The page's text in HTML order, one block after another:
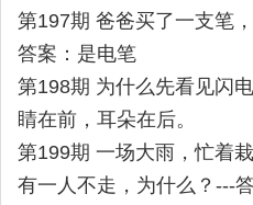
第197期 爸爸买了一支笔
答案：是电笔
第198期 为什么先看见闪
睛在前，耳朵在后。
第199期 一场大雨，忙着
有一人不走，为什么？---